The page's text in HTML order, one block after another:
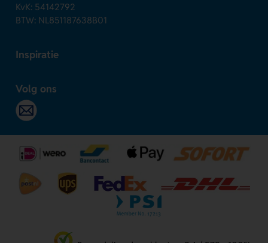
KvK: 54142792
BTW: NL851187638B01
Inspiratie
Volg ons